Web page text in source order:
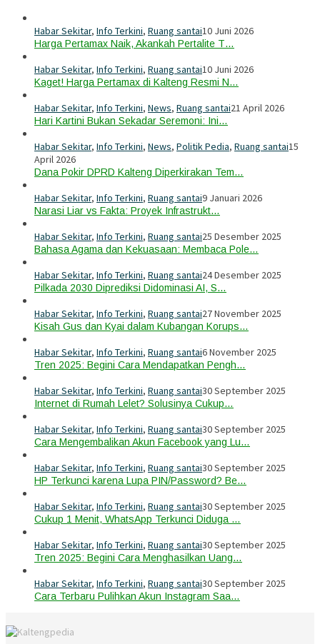
Habar Sekitar, Info Terkini, Ruang santai10 Juni 2026
Harga Pertamax Naik, Akankah Pertalite T…
Habar Sekitar, Info Terkini, Ruang santai10 Juni 2026
Kaget! Harga Pertamax di Kalteng Resmi N…
Habar Sekitar, Info Terkini, News, Ruang santai21 April 2026
Hari Kartini Bukan Sekadar Seremoni: Ini…
Habar Sekitar, Info Terkini, News, Politik Pedia, Ruang santai15
April 2026
Dana Pokir DPRD Kalteng Diperkirakan Tem…
Habar Sekitar, Info Terkini, Ruang santai9 Januari 2026
Narasi Liar vs Fakta: Proyek Infrastrukt…
Habar Sekitar, Info Terkini, Ruang santai25 Desember 2025
Bahasa Agama dan Kekuasaan: Membaca Pole…
Habar Sekitar, Info Terkini, Ruang santai24 Desember 2025
Pilkada 2030 Diprediksi Didominasi AI, S…
Habar Sekitar, Info Terkini, Ruang santai27 November 2025
Kisah Gus dan Kyai dalam Kubangan Korups…
Habar Sekitar, Info Terkini, Ruang santai6 November 2025
Tren 2025: Begini Cara Mendapatkan Pengh…
Habar Sekitar, Info Terkini, Ruang santai30 September 2025
Internet di Rumah Lelet? Solusinya Cukup…
Habar Sekitar, Info Terkini, Ruang santai30 September 2025
Cara Mengembalikan Akun Facebook yang Lu…
Habar Sekitar, Info Terkini, Ruang santai30 September 2025
HP Terkunci karena Lupa PIN/Password? Be…
Habar Sekitar, Info Terkini, Ruang santai30 September 2025
Cukup 1 Menit, WhatsApp Terkunci Diduga …
Habar Sekitar, Info Terkini, Ruang santai30 September 2025
Tren 2025: Begini Cara Menghasilkan Uang…
Habar Sekitar, Info Terkini, Ruang santai30 September 2025
Cara Terbaru Pulihkan Akun Instagram Saa…